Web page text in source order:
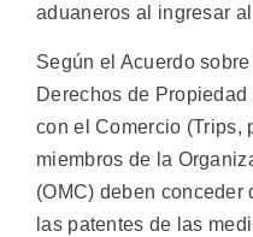
aduaneros al ingresar
Según el Acuerdo
Derechos de
con el Comercio (Trips,
miembros de la
(OMC) deben conceder
las patentes de las